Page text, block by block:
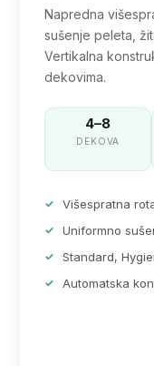
Napredna
sušenje peleta,
Vertikalna
dekovima.
4–8
DEKOVA
Višespratna
Uniformno
Standard,
Automatska